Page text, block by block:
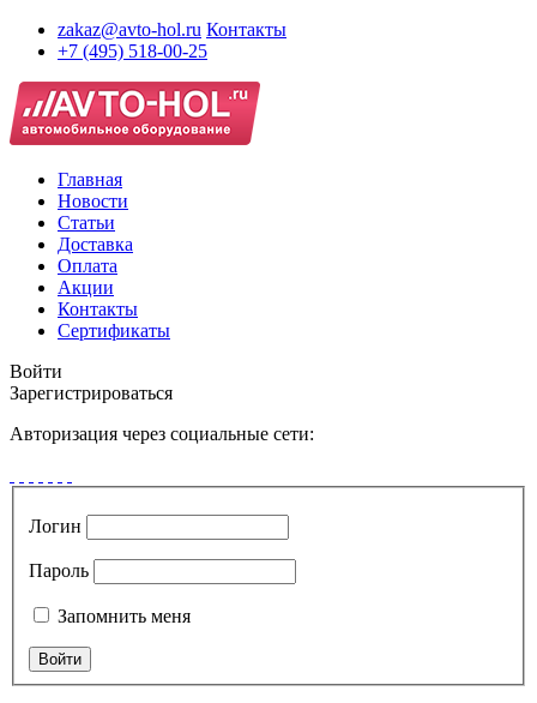
zakaz@avto-hol.ru Контакты
+7 (495) 518-00-25
Главная
Новости
Статьи
Доставка
Оплата
Акции
Контакты
Сертификаты
Войти
Зарегистрироваться
Авторизация через социальные сети:
Логин
Пароль
Запомнить меня